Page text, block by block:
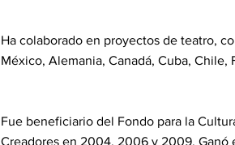
Ha colaborado en proyectos de teatro,
México, Alemania, Canadá, Cuba, Chile,
Fue beneficiario del Fondo para la
Creadores en 2004, 2006 y 2009. Ganó